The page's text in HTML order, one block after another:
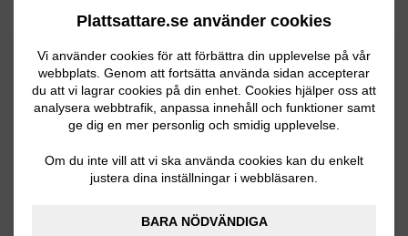
Plattsattare.se använder cookies
Vi använder cookies för att förbättra din upplevelse på vår
webbplats. Genom att fortsätta använda sidan accepterar
du att vi lagrar cookies på din enhet. Cookies hjälper oss att
analysera webbtrafik, anpassa innehåll och funktioner samt
ge dig en mer personlig och smidig upplevelse.
Om du inte vill att vi ska använda cookies kan du enkelt
justera dina inställningar i webbläsaren.
BARA NÖDVÄNDIGA
Kommuninformation
Åmål är en kommun belägen i Dalsland
invånare. Kommunen som faktiskt har lite
Värmland. Näringslivet domineras av olika